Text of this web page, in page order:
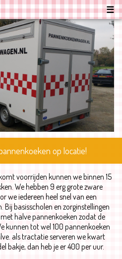
☰
op locatie!
voorrijden kunnen we binnen 15
We hebben 9 erg grote zware
we iedereen heel snel van een
basisscholen en zorginstellingen
halve pannenkoeken zodat de
kunnen tot wel 100 pannenkoeken
als tractatie serveren we kwart
bakje, dan heb je er 400 per uur.